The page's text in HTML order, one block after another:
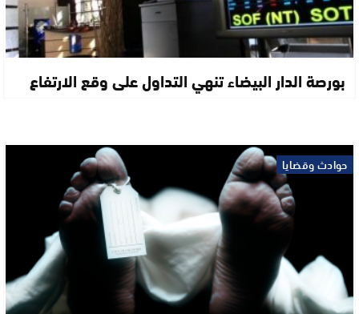
بورصة الدار البيضاء تنهي التداول على وقع الارتفاع
حوادث وقضايا